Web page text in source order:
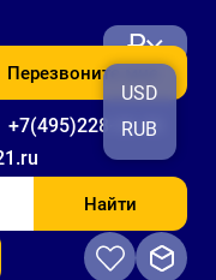
+7(495)228-06-56
Перезвоните мне
₽
USD
RUB
Найти